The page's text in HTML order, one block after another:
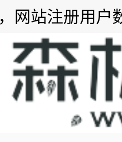
，网站注册用户